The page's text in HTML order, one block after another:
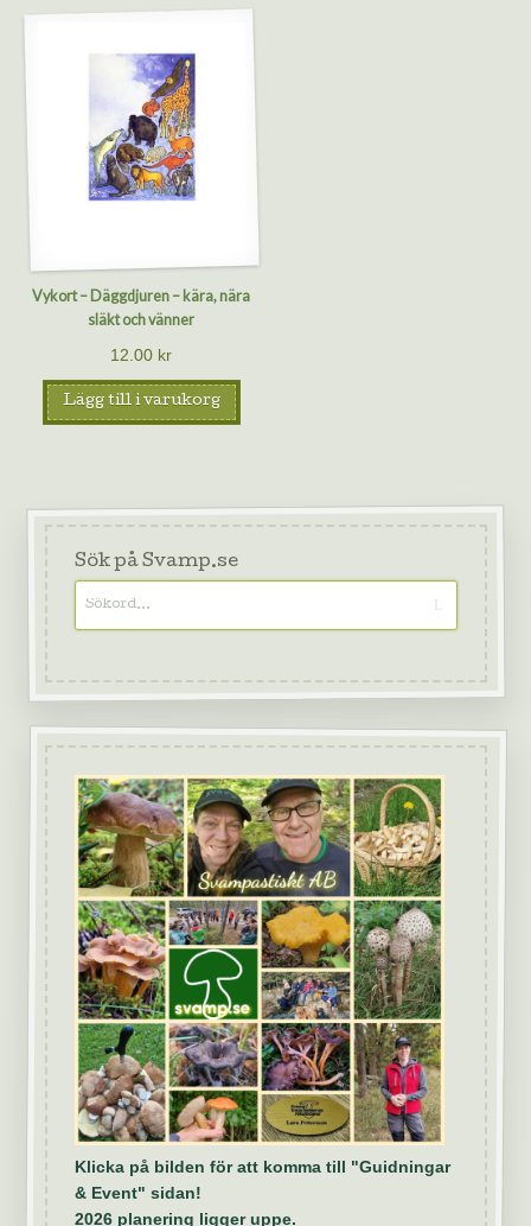
Vykort – Däggdjuren – kära, nära
släkt och vänner
12.00 kr
Lägg till i varukorg
Sök på Svamp.se
Klicka på bilden för att komma till "Guidningar
& Event" sidan!
2026 planering ligger uppe.